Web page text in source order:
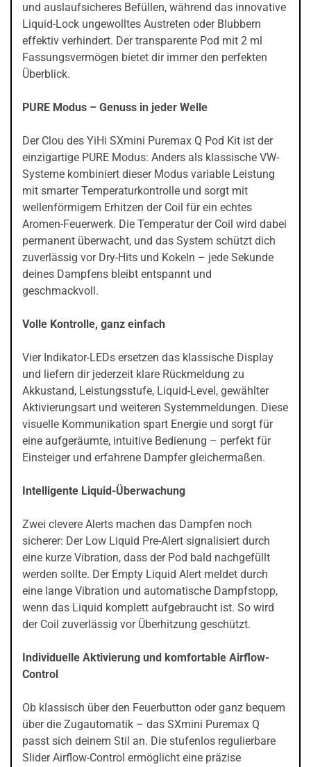
und auslaufsicheres Befüllen, während das innovative
Liquid-Lock ungewolltes Austreten oder Blubbern
effektiv verhindert. Der transparente Pod mit 2 ml
Fassungsvermögen bietet dir immer den perfekten
Überblick.
PURE Modus – Genuss in jeder Welle
Der Clou des YiHi SXmini Puremax Q Pod Kit ist der
einzigartige PURE Modus: Anders als klassische VW-
Systeme kombiniert dieser Modus variable Leistung
mit smarter Temperaturkontrolle und sorgt mit
wellenförmigem Erhitzen der Coil für ein echtes
Aromen-Feuerwerk. Die Temperatur der Coil wird dabei
permanent überwacht, und das System schützt dich
zuverlässig vor Dry-Hits und Kokeln – jede Sekunde
deines Dampfens bleibt entspannt und
geschmackvoll.
Volle Kontrolle, ganz einfach
Vier Indikator-LEDs ersetzen das klassische Display
und liefern dir jederzeit klare Rückmeldung zu
Akkustand, Leistungsstufe, Liquid-Level, gewählter
Aktivierungsart und weiteren Systemmeldungen. Diese
visuelle Kommunikation spart Energie und sorgt für
eine aufgeräumte, intuitive Bedienung – perfekt für
Einsteiger und erfahrene Dampfer gleichermaßen.
Intelligente Liquid-Überwachung
Zwei clevere Alerts machen das Dampfen noch
sicherer: Der Low Liquid Pre-Alert signalisiert durch
eine kurze Vibration, dass der Pod bald nachgefüllt
werden sollte. Der Empty Liquid Alert meldet durch
eine lange Vibration und automatische Dampfstopp,
wenn das Liquid komplett aufgebraucht ist. So wird
der Coil zuverlässig vor Überhitzung geschützt.
Individuelle Aktivierung und komfortable Airflow-
Control
Ob klassisch über den Feuerbutton oder ganz bequem
über die Zugautomatik – das SXmini Puremax Q
passt sich deinem Stil an. Die stufenlos regulierbare
Slider Airflow-Control ermöglicht eine präzise